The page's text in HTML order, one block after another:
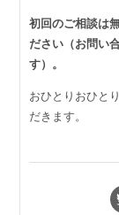
初回のご相談は
ださい（お問い
す）。
おひとりおひと
だきます。